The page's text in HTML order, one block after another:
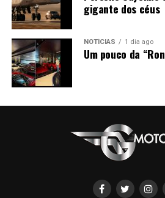
gigante dos céus
NOTÍCIAS 1 dia ago
Um pouco da